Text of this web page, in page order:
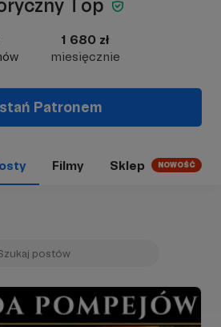
Top
1 680 zł
miesięcznie
Patronem
Filmy Sklep NOWOŚĆ